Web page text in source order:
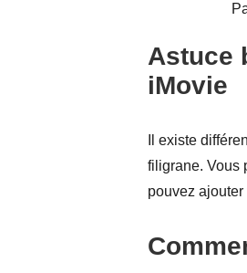
Astuce
iMovie
Il existe
filigrane. Vous
pouvez